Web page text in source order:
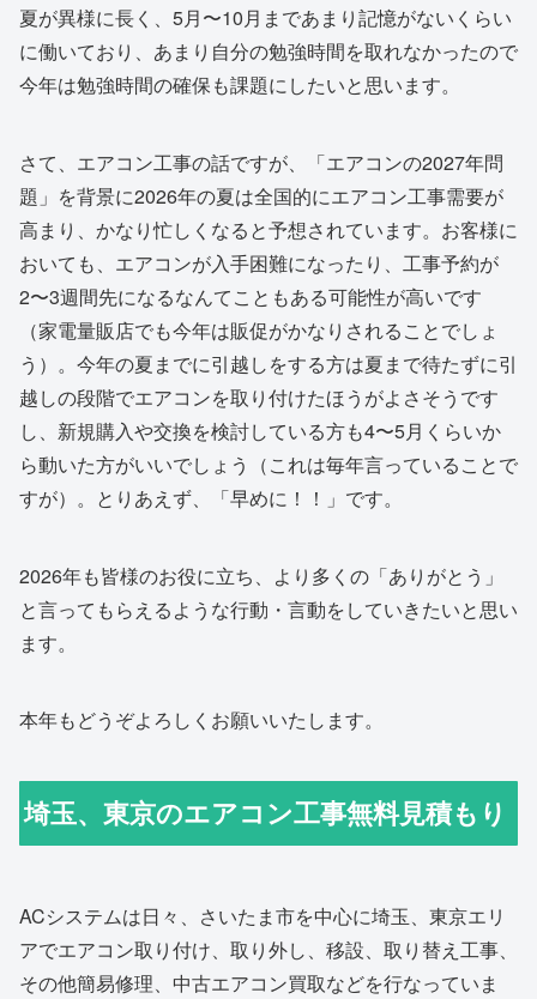
夏が異様に長く、5月〜10月まであまり記憶がないくらい
に働いており、あまり自分の勉強時間を取れなかったので
今年は勉強時間の確保も課題にしたいと思います。
さて、エアコン工事の話ですが、「エアコンの2027年問
題」を背景に2026年の夏は全国的にエアコン工事需要が
高まり、かなり忙しくなると予想されています。お客様に
おいても、エアコンが入手困難になったり、工事予約が
2〜3週間先になるなんてこともある可能性が高いです
（家電量販店でも今年は販促がかなりされることでしょ
う）。今年の夏までに引越しをする方は夏まで待たずに引
越しの段階でエアコンを取り付けたほうがよさそうです
し、新規購入や交換を検討している方も4〜5月くらいか
ら動いた方がいいでしょう（これは毎年言っていることで
すが）。とりあえず、「早めに！！」です。
2026年も皆様のお役に立ち、より多くの「ありがとう」
と言ってもらえるような行動・言動をしていきたいと思い
ます。
本年もどうぞよろしくお願いいたします。
埼玉、東京のエアコン工事無料見積もり
ACシステムは日々、さいたま市を中心に埼玉、東京エリ
アでエアコン取り付け、取り外し、移設、取り替え工事、
その他簡易修理、中古エアコン買取などを行なっていま